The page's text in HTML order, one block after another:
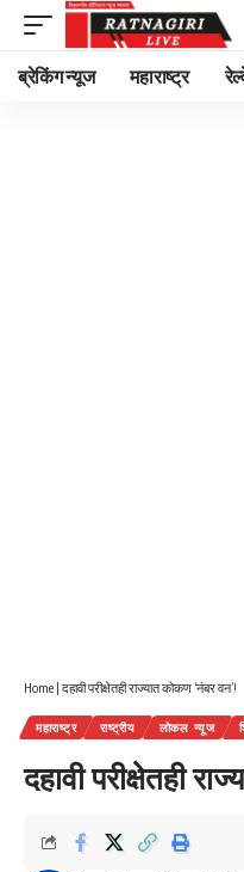
ब्रेकिंग न्यूज महाराष्ट्र
Home | दहावी परीक्षेतही राज्यात कोकण ‘नंबर वन’!
महाराष्ट्र राष्ट्रीय लोकल न्यूज
दहावी परीक्षेतही